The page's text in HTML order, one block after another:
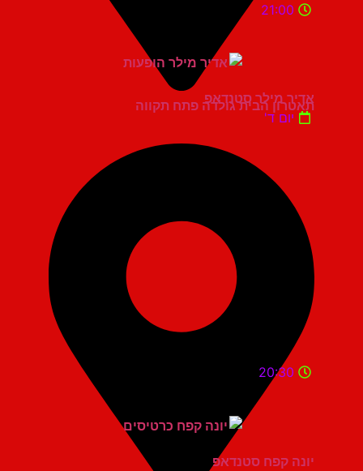
תאטרון הבית גולדה פתח תקווה
21:00
אדיר מילר סטנדאפ
יום ד'
20:30
יונה קפח סטנדאפ